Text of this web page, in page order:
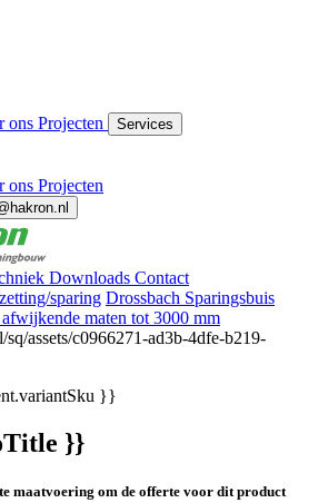
ons Projecten Services
ons Projecten
Downloads Contact
sparing Drossbach Sparingsbuis
maten tot 3000 mm
}}
}}
maatvoering om de offerte voor dit product